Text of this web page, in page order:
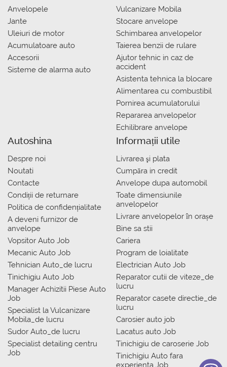
Anvelopele
Jante
Uleiuri de motor
Acumulatoare auto
Accesorii
Sisteme de alarma auto
Vulcanizare Mobila
Stocare anvelope
Schimbarea anvelopelor
Taierea benzii de rulare
Ajutor tehnic in caz de
accident
Asistenta tehnica la blocare
Alimentarea cu combustibil
Pornirea acumulatorului
Repararea anvelopelor
Echilibrare anvelope
Autoshina
Despre noi
Noutati
Contacte
Condiții de returnare
Politica de confidențialitate
A deveni furnizor de
anvelope
Vopsitor Auto Job
Mecanic Auto Job
Tehnician Auto_de lucru
Tinichigiu Auto Job
Manager Achizitii Piese Auto
Job
Specialist la Vulcanizare
Mobila_de lucru
Sudor Auto_de lucru
Specialist detailing centru
Job
Informații utile
Livrarea şi plata
Сumpăra in credit
Anvelope dupa automobil
Toate dimensiunile
anvelopelor
Livrare anvelopelor în orașe
Bine sa stii
Cariera
Program de loialitate
Electrician Auto Job
Reparator cutii de viteze_de
lucru
Reparator casete directie_de
lucru
Carosier auto job
Lacatus auto Job
Tinichigiu de caroserie Job
Tinichigiu Auto fara
experienta Job